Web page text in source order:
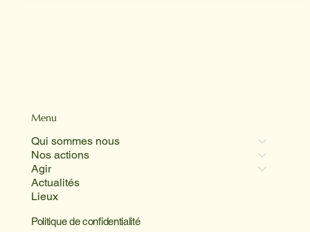
Menu
Qui sommes nous
Nos actions
Agir
Actualités
Lieux
Politique de confidentialité